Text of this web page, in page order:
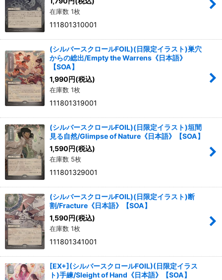
在庫数 1枚
111801310001
(シルバースクロールFOIL)(日限定イラスト)巣穴
からの総出/Empty the Warrens《日本語》
【SOA】
1,990円(税込)
在庫数 1枚
111801319001
(シルバースクロールFOIL)(日限定イラスト)垣間
見る自然/Glimpse of Nature《日本語》【SOA】
1,590円(税込)
在庫数 5枚
111801329001
(シルバースクロールFOIL)(日限定イラスト)断
割/Fracture《日本語》【SOA】
1,590円(税込)
在庫数 1枚
111801341001
[EX+](シルバースクロールFOIL)(日限定イラス
ト)手練/Sleight of Hand《日本語》【SOA】